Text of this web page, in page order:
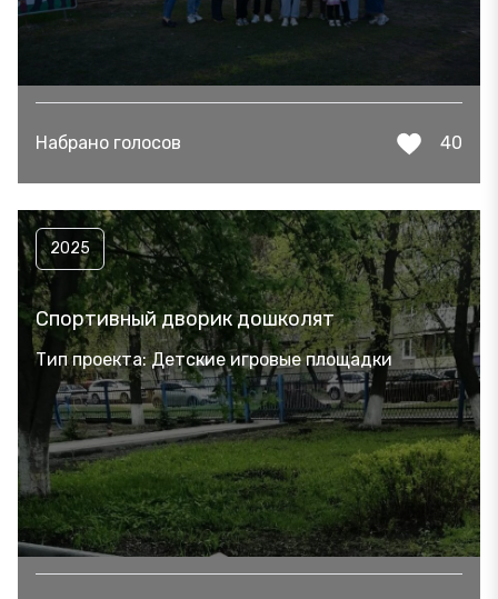
Набрано голосов 40
2025
Спортивный дворик дошколят
Тип проекта: Детские игровые площадки